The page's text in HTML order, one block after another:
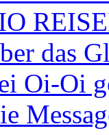
das
Oi-Oi